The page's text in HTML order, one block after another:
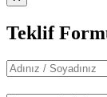
Teklif